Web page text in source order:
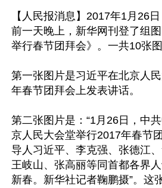
【人民报消息】2017年1月26
前一天晚上，新华网刊登了组
举行春节团拜会》。一共10张图
第一张图片是习近平在北京人
年春节团拜会上发表讲话。
第二张图片是：“1月26日，中
京人民大会堂举行2017年春节
导人习近平、李克强、张德江、
王岐山、张高丽等同首都各界
新春。新华社记者鞠鹏摄”。这